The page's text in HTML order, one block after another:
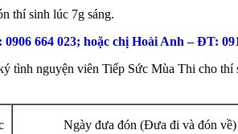
thí sinh lúc 7g sáng.
664 023; hoặc chị Hoài Anh – ĐT:
tình nguyện viên Tiếp Sức Mùa Thi cho
Ngày đưa đón (Đưa đi và đón về)